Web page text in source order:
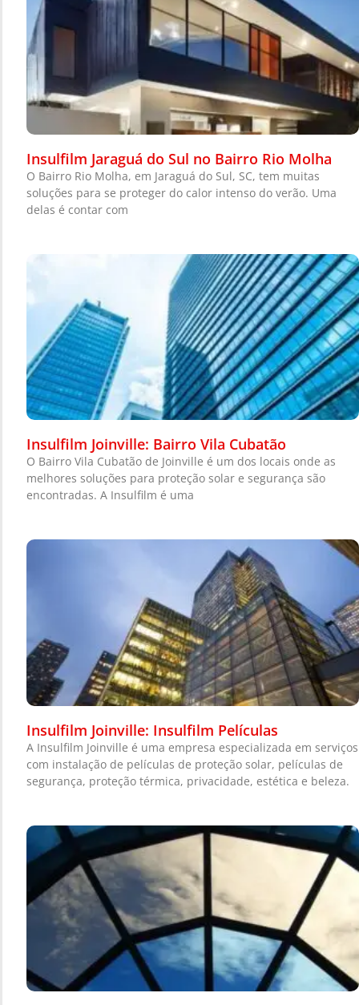
Insulfilm Jaraguá do Sul no Bairro Rio Molha
O Bairro Rio Molha, em Jaraguá do Sul, SC, tem muitas
soluções para se proteger do calor intenso do verão. Uma
delas é contar com
Insulfilm Joinville: Bairro Vila Cubatão
O Bairro Vila Cubatão de Joinville é um dos locais onde as
melhores soluções para proteção solar e segurança são
encontradas. A Insulfilm é uma
Insulfilm Joinville: Insulfilm Películas
A Insulfilm Joinville é uma empresa especializada em serviços
com instalação de películas de proteção solar, películas de
segurança, proteção térmica, privacidade, estética e beleza.